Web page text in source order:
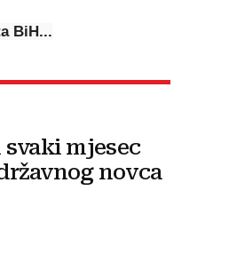
BiH...
mjesec
novca